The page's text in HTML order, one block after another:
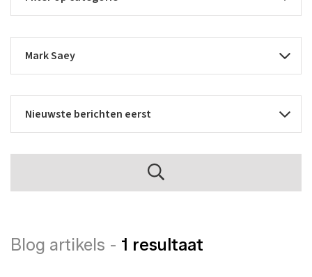
Blog artikels - 1 resultaat